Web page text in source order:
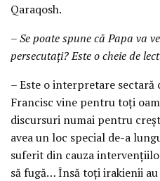
Qaraqosh.
– Se poate spune că Papa va
persecutați? Este o cheie de
– Este o interpretare sectară
Francisc vine pentru toți
discursuri numai pentru
avea un loc special de-a
suferit din cauza
să fugă… Însă toți irakienii